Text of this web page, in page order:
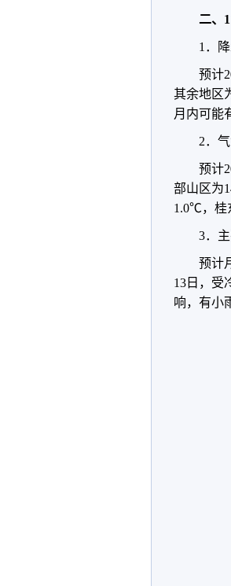
二、
1．
预计
其余地区
月内可能
2．
预计
部山区为
1.0℃，桂
3．
预计
13日，受
响，有小